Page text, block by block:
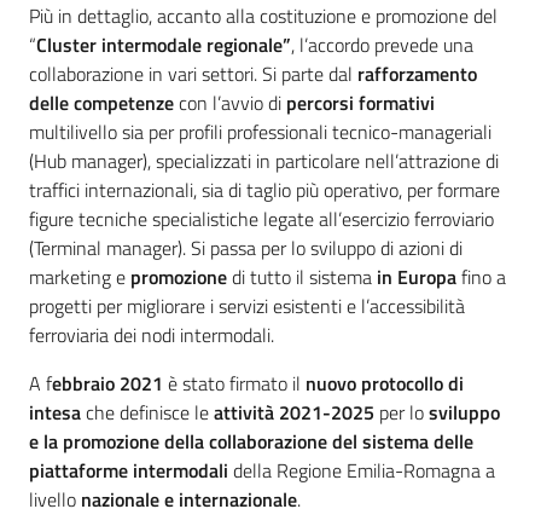
Più in dettaglio, accanto alla costituzione e promozione del
“Cluster intermodale regionale”, l’accordo prevede una
collaborazione in vari settori. Si parte dal rafforzamento
delle competenzecon l’avvio di percorsi formativi
multilivello sia per profili professionali tecnico-manageriali
(Hub manager), specializzati in particolare nell’attrazione di
traffici internazionali, sia di taglio più operativo, per formare
figure tecniche specialistiche legate all’esercizio ferroviario
(Terminal manager). Si passa per lo sviluppo di azioni di
marketing e promozionedi tutto il sistema in Europafino a
progetti per migliorare i servizi esistenti e l’accessibilità
ferroviaria dei nodi intermodali.
A febbraio 2021 è stato firmato il nuovo protocollo di
intesache definisce leattività 2021-2025 per losviluppo
e la promozione della collaborazione del sistema delle
piattaforme intermodali della Regione Emilia-Romagna a
livello nazionale e internazionale.